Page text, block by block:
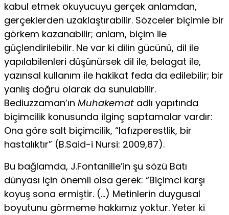
kabul etmek okuyucuyu gerçek anlamdan,
gerçeklerden uzaklaştırabilir. Sözceler biçimle bir
görkem kazanabilir; an­lam, biçim ile
güçlendirilebilir. Ne var ki dilin gücünü, dil ile
yapılabilenleri düşünürsek dil ile, belagat ile,
yazınsal kulla­nım ile hakikat feda da edilebilir; bir
yanlış doğru olarak da sunulabilir.
Bediuzzaman’ın Muhakemat adlı yapıtında
biçimcilik konusunda ilginç saptamalar vardır:
Ona göre salt biçimcilik, “lafızperestlik, bir
hastalıktır” (B.Said-i Nursi: 2009,87).
Bu bağlamda, J.Fontanille’in şu sözü Batı
dünyası için önem­li olsa gerek: “Biçimci karşı
koyuş sona ermiştir. (…) Metin­lerin duygusal
boyutunu görmeme hakkımız yoktur. Yeter ki